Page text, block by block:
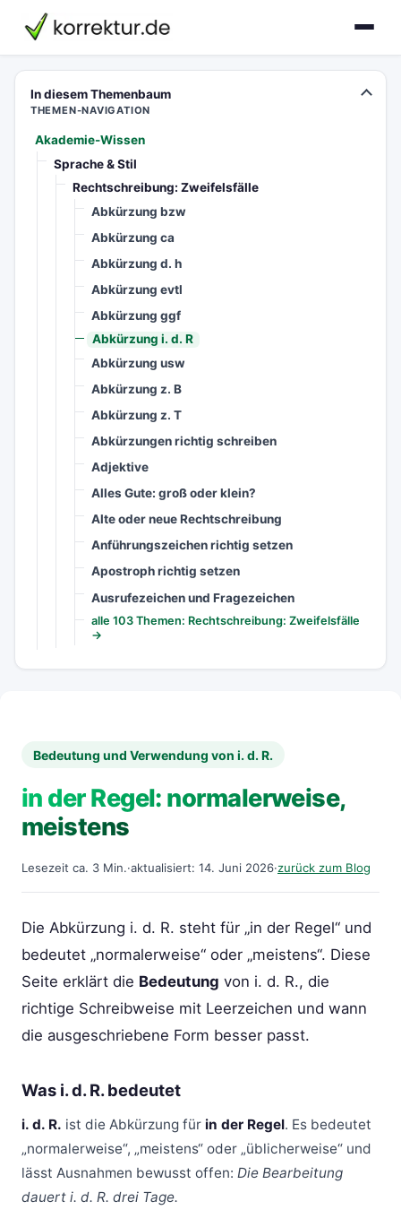
korrektur.de
In diesem Themenbaum
THEMEN-NAVIGATION
Akademie-Wissen
Sprache & Stil
Rechtschreibung: Zweifelsfälle
Abkürzung bzw
Abkürzung ca
Abkürzung d. h
Abkürzung evtl
Abkürzung ggf
Abkürzung i. d. R
Abkürzung usw
Abkürzung z. B
Abkürzung z. T
Abkürzungen richtig schreiben
Adjektive
Alles Gute: groß oder klein?
Alte oder neue Rechtschreibung
Anführungszeichen richtig setzen
Apostroph richtig setzen
Ausrufezeichen und Fragezeichen
alle 103 Themen: Rechtschreibung: Zweifelsfälle
→
Bedeutung und Verwendung von i. d. R.
in der Regel: normalerweise,
meistens
Lesezeit ca. 3 Min.·aktualisiert: 14. Juni 2026·zurück zum Blog
Die Abkürzung i. d. R. steht für „in der Regel“ und
bedeutet „normalerweise“ oder „meistens“. Diese
Seite erklärt die Bedeutung von i. d. R., die
richtige Schreibweise mit Leerzeichen und wann
die ausgeschriebene Form besser passt.
Was i. d. R. bedeutet
i. d. R. ist die Abkürzung für in der Regel. Es bedeutet
„normalerweise“, „meistens“ oder „üblicherweise“ und
lässt Ausnahmen bewusst offen: Die Bearbeitung
dauert i. d. R. drei Tage.